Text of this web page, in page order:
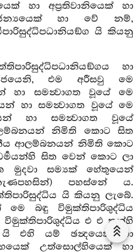
හා අප්‍රතිවානියෙක් හා
හා වේ නම්,
යි කියනු
හා
එම අරීසවු මෙ
හා සමන්‍වාගත වූයේ මෙ
හා සමන්‍වාගත වූයේ මෙ
හා සමන්‍වාගත වූයේ
නිමිති කොට සිත
ආලම්බනයන් නිමිති කොට
සිත වෙන් කොට ලා
මුදවා සම්‍යක් හේතුයෙන්
පහස්නේ ය.
යි කියනු ලැබේ.
බඳු විමුක්තිපාරිශුද්ධිය
එ එ තන්හි
යි එහි යම් ඡන්‍දයෙක් හා
උත්සොල්හියෙක් හා